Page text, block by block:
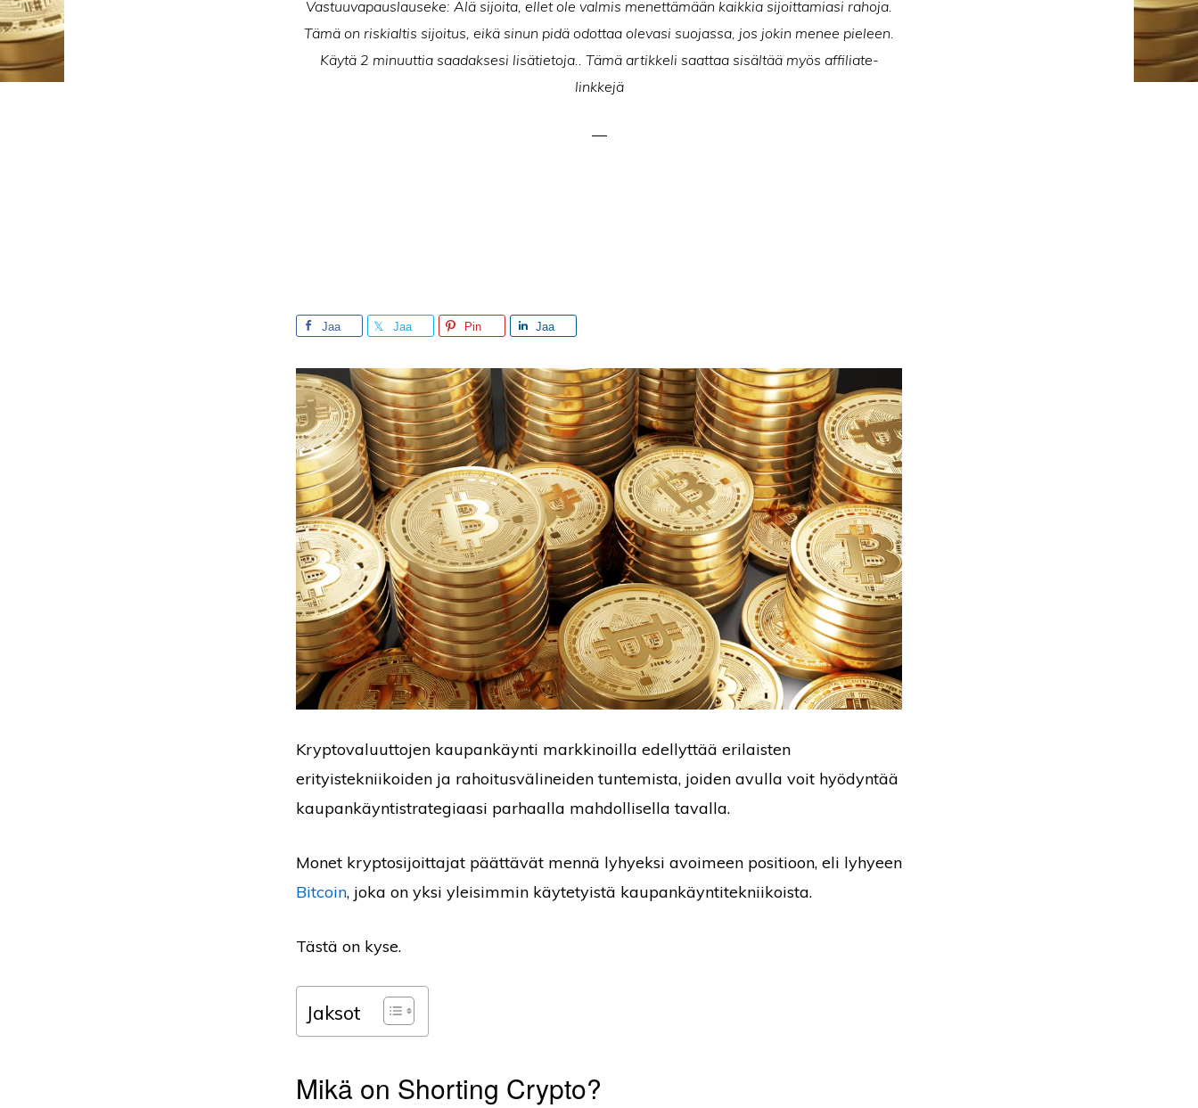
Vastuuvapauslauseke: Älä sijoita, ellet ole valmis menettämään kaikkia sijoittamiasi rahoja.
Tämä on riskialtis sijoitus, eikä sinun pidä odottaa olevasi suojassa, jos jokin menee pieleen.
Käytä 2 minuuttia saadaksesi lisätietoja.. Tämä artikkeli saattaa sisältää myös affiliate-
linkkejä
Jaa Jaa Pin Jaa
Kryptovaluuttojen kaupankäynti markkinoilla edellyttää erilaisten
erityistekniikoiden ja rahoitusvälineiden tuntemista, joiden avulla voit hyödyntää
kaupankäyntistrategiaasi parhaalla mahdollisella tavalla.
Monet kryptosijoittajat päättävät mennä lyhyeksi avoimeen positioon, eli lyhyeen
Bitcoin, joka on yksi yleisimmin käytetyistä kaupankäyntitekniikoista.
Tästä on kyse.
Jaksot
Mikä on Shorting Crypto?